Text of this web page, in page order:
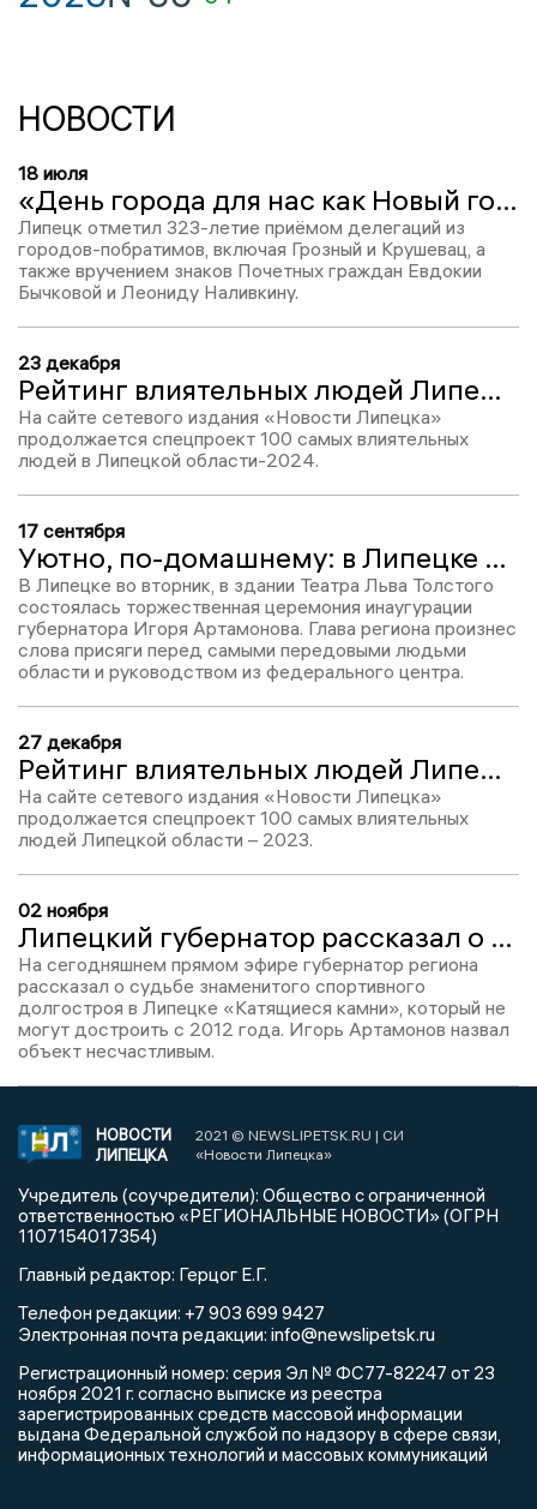
НОВОСТИ
18 июля
«День города для нас как Новый год»: в Липецке встретили делегации городов-побратимов
Липецк отметил 323-летие приёмом делегаций из
городов-побратимов, включая Грозный и Крушевац, а
также вручением знаков Почетных граждан Евдокии
Бычковой и Леониду Наливкину.
23 декабря
Рейтинг влиятельных людей Липецкой области-2024: Олег Королёв, место №43
На сайте сетевого издания «Новости Липецка»
продолжается спецпроект 100 самых влиятельных
людей в Липецкой области-2024.
17 сентября
Уютно, по-домашнему: в Липецке прошла инаугурация губернатора Игоря Артамонова
В Липецке во вторник, в здании Театра Льва Толстого
состоялась торжественная церемония инаугурации
губернатора Игоря Артамонова. Глава региона произнес
слова присяги перед самыми передовыми людьми
области и руководством из федерального центра.
27 декабря
Рейтинг влиятельных людей Липецкой области – 2023: Олег Королев, место №36
На сайте сетевого издания «Новости Липецка»
продолжается спецпроект 100 самых влиятельных
людей Липецкой области – 2023.
02 ноября
Липецкий губернатор рассказал о судьбе несчастливого спортивного долгостроя «Катящиеся камни»
На сегодняшнем прямом эфире губернатор региона
рассказал о судьбе знаменитого спортивного
долгостроя в Липецке «Катящиеся камни», который не
могут достроить с 2012 года. Игорь Артамонов назвал
объект несчастливым.
НОВОСТИ
ЛИПЕЦКА
2021 © NEWSLIPETSK.RU | СИ
«Новости Липецка»
Учредитель (соучредители): Общество с ограниченной
ответственностью «РЕГИОНАЛЬНЫЕ НОВОСТИ» (ОГРН
1107154017354)
Главный редактор: Герцог Е.Г.
Телефон редакции: +7 903 699 9427
Электронная почта редакции: info@newslipetsk.ru
Регистрационный номер: серия Эл № ФС77-82247 от 23
ноября 2021 г. согласно выписке из реестра
зарегистрированных средств массовой информации
выдана Федеральной службой по надзору в сфере связи,
информационных технологий и массовых коммуникаций